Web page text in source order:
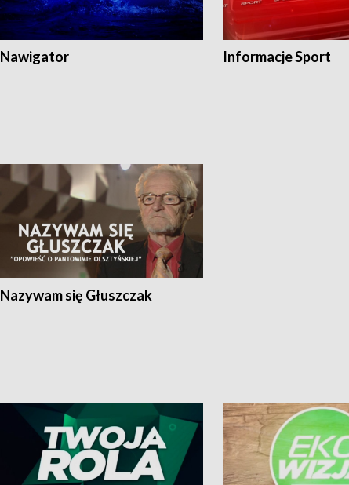
Nawigator Informacje Sport
Nazywam się Głuszczak